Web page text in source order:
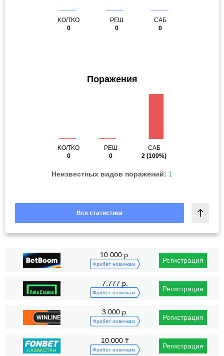
KO/TKO
0
РЕШ
0
САБ
0
Поражения
KO/TKO
0
РЕШ
0
САБ
2 (100%)
Неизвестных видов поражений: 1
Вся статистика
10.000 р.
Фрибет новичкам Регистрация
7.777 р.
Фрибет новичкам Регистрация
3.000 р.
Фрибет новичкам Регистрация
10.000 ₸
Фрибет новичкам Регистрация